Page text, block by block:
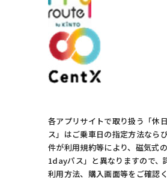
各アプリサイトで取り扱う「休
ス」はご乗車日の指定方法なら
件が利用規約等により、磁気式
1dayパス」と異なりますので、
利用方法、購入画面等をご確認く